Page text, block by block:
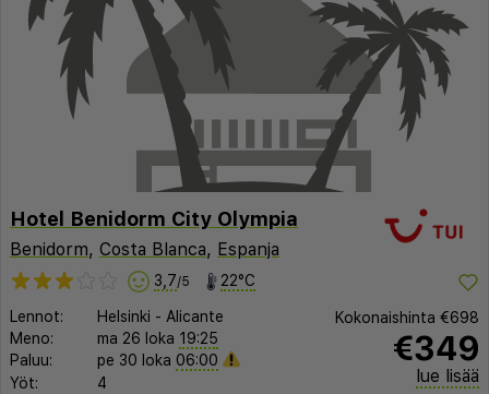
Hotel Benidorm City Olympia
Benidorm, Costa Blanca, Espanja
3,7/5 22°C
Lennot: Helsinki - Alicante
Meno:
ma 26 loka 19:25
Paluu:
pe 30 loka 06:00
Yöt:
4
Kokonaishinta €698
€349
lue lisää